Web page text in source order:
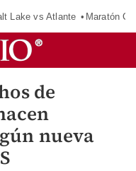
Lake vs Atlante Maratón
de
nueva